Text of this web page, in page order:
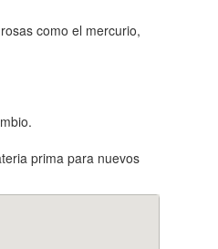
como el mercurio,
prima para nuevos